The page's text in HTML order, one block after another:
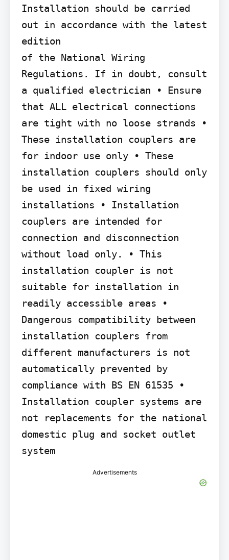
Installation should be carried
out in accordance with the latest
edition
of the National Wiring
Regulations. If in doubt, consult
a qualified electrician • Ensure
that ALL electrical connections
are tight with no loose strands •
These installation couplers are
for indoor use only • These
installation couplers should only
be used in fixed wiring
installations • Installation
couplers are intended for
connection and disconnection
without load only. • This
installation coupler is not
suitable for installation in
readily accessible areas •
Dangerous compatibility between
installation couplers from
different manufacturers is not
automatically prevented by
compliance with BS EN 61535 •
Installation coupler systems are
not replacements for the national
domestic plug and socket outlet
system
Advertisements